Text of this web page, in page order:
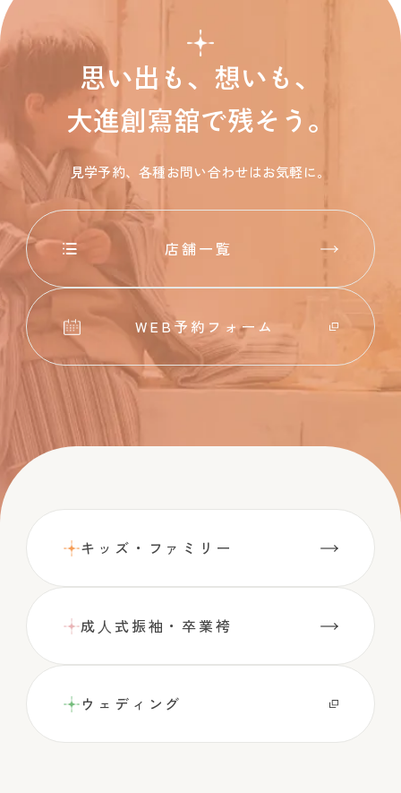
思い出も、想いも、
大進創寫舘で残そう。
見学予約、各種お問い合わせはお気軽に。
店舗一覧
WEB予約フォーム
キッズ・ファミリー
成⼈式振袖・卒業袴
ウェディング